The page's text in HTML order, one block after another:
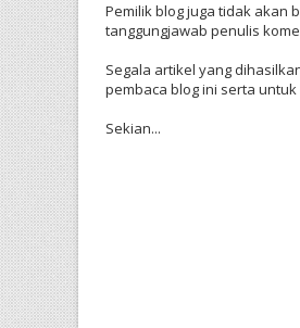
Pemilik blog juga tidak akan
tanggungjawab penulis
Segala artikel yang
pembaca blog ini serta
Sekian...